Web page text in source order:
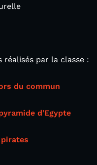
par la classe :
du commun
d'Egypte
pirates